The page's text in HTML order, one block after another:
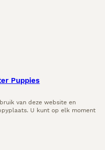
Puppies
van deze website en
U kunt op elk moment